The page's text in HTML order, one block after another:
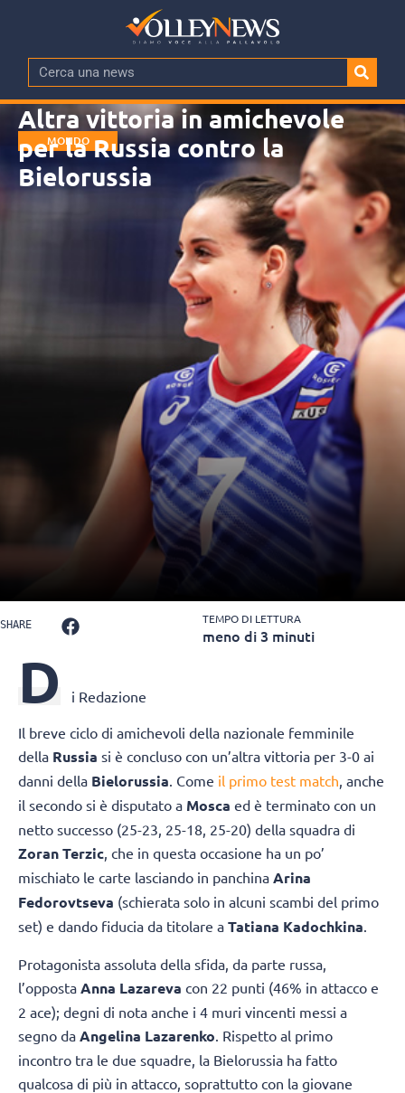
MONDO
Altra vittoria in amichevole
per la Russia contro la
Bielorussia
SHARE TEMPO DI LETTURA
meno di 3 minuti
D i Redazione
Il breve ciclo di amichevoli della nazionale femminile
della Russia si è concluso con un’altra vittoria per 3-0 ai
danni della Bielorussia. Come il primo test match, anche
il secondo si è disputato a Mosca ed è terminato con un
netto successo (25-23, 25-18, 25-20) della squadra di
Zoran Terzic, che in questa occasione ha un po’
mischiato le carte lasciando in panchina Arina
Fedorovtseva (schierata solo in alcuni scambi del primo
set) e dando fiducia da titolare a Tatiana Kadochkina.
Protagonista assoluta della sfida, da parte russa,
l’opposta Anna Lazareva con 22 punti (46% in attacco e
2 ace); degni di nota anche i 4 muri vincenti messi a
segno da Angelina Lazarenko . Rispetto al primo
incontro tra le due squadre, la Bielorussia ha fatto
qualcosa di più in attacco, soprattutto con la giovane